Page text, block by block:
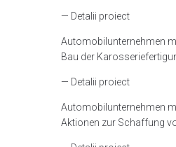
— Detalii proiect
Automobilunternehmen
Bau der
— Detalii proiect
Automobilunternehmen
Aktionen zur Schaffung